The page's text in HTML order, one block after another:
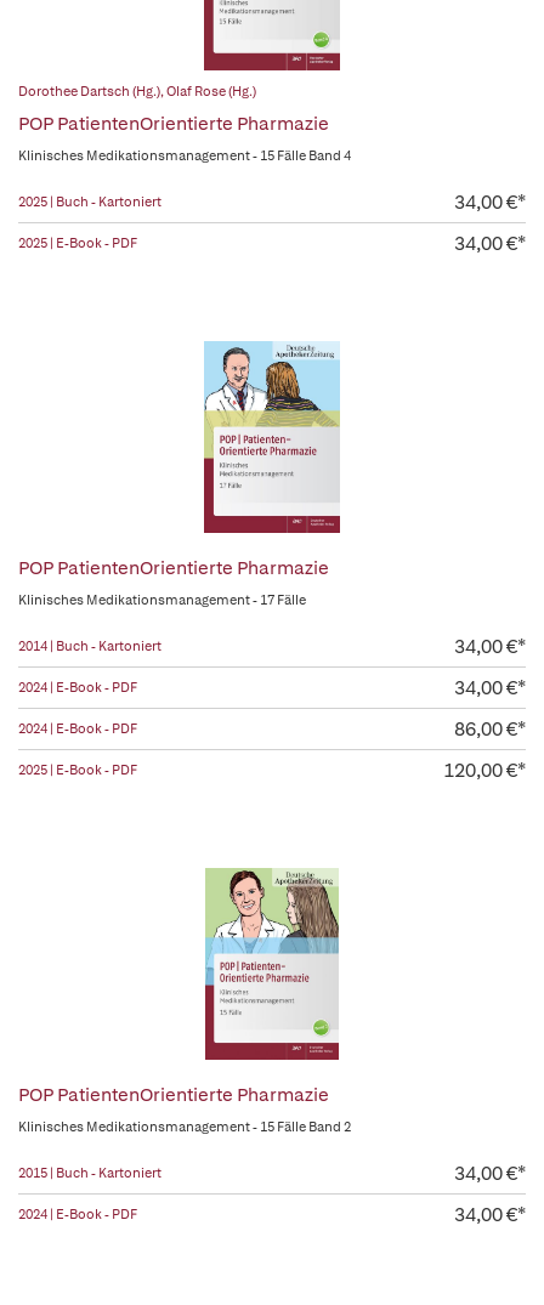
Dorothee Dartsch (Hg.),Olaf Rose (Hg.)
POP PatientenOrientierte Pharmazie
Klinisches Medikationsmanagement - 15 Fälle Band 4
2025 | Buch - Kartoniert 34,00 €*
2025 | E-Book - PDF 34,00 €*
POP PatientenOrientierte Pharmazie
Klinisches Medikationsmanagement - 17 Fälle
2014 | Buch - Kartoniert 34,00 €*
2024 | E-Book - PDF 34,00 €*
2024 | E-Book - PDF 86,00 €*
2025 | E-Book - PDF 120,00 €*
POP PatientenOrientierte Pharmazie
Klinisches Medikationsmanagement - 15 Fälle Band 2
2015 | Buch - Kartoniert 34,00 €*
2024 | E-Book - PDF 34,00 €*